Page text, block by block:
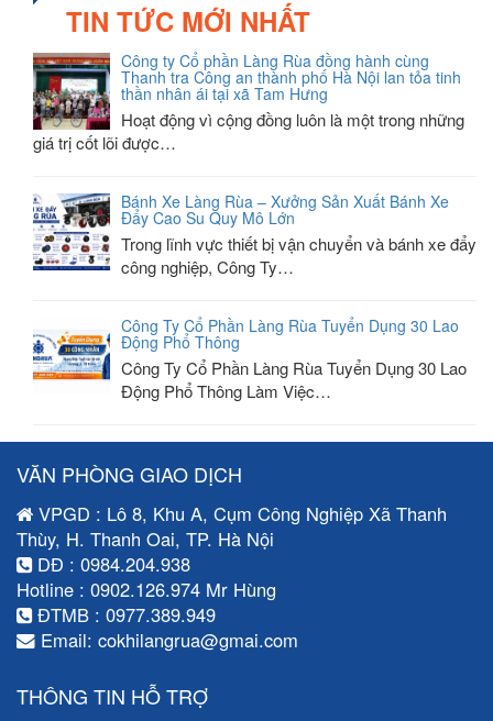
TIN TỨC MỚI NHẤT
Công ty Cổ phần Làng Rùa đồng hành cùng
Thanh tra Công an thành phố Hà Nội lan tỏa tinh
thần nhân ái tại xã Tam Hưng
Hoạt động vì cộng đồng luôn là một trong những
giá trị cốt lõi được…
Bánh Xe Làng Rùa – Xưởng Sản Xuất Bánh Xe
Đẩy Cao Su Quy Mô Lớn
Trong lĩnh vực thiết bị vận chuyển và bánh xe đẩy
công nghiệp, Công Ty…
Công Ty Cổ Phần Làng Rùa Tuyển Dụng 30 Lao
Động Phổ Thông
Công Ty Cổ Phần Làng Rùa Tuyển Dụng 30 Lao
Động Phổ Thông Làm Việc…
VĂN PHÒNG GIAO DỊCH
VPGD : Lô 8, Khu A, Cụm Công Nghiệp Xã Thanh
Thùy, H. Thanh Oai, TP. Hà Nội
DĐ : 0984.204.938
Hotline : 0902.126.974 Mr Hùng
ĐTMB : 0977.389.949
Email: cokhilangrua@gmai.com
THÔNG TIN HỖ TRỢ